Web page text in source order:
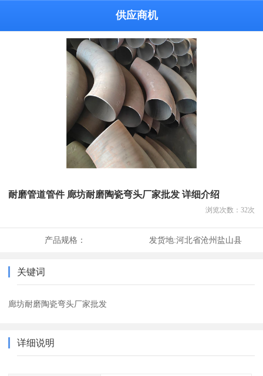
供应商机
耐磨管道管件 廊坊耐磨陶瓷弯头厂家批发 详细介绍
浏览次数： 32次
产品规格： 发货地:河北省沧州盐山县
关键词
廊坊耐磨陶瓷弯头厂家批发
详细说明